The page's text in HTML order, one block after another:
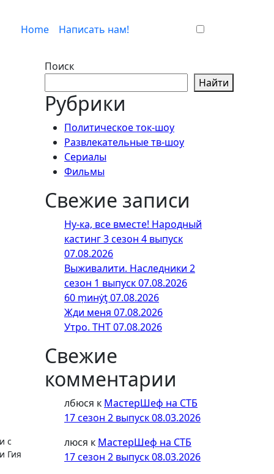
Home Написать нам!
с
Гия
Поиск
Найти
Рубрики
Политическое ток-шоу
Развлекательные тв-шоу
Сериалы
Фильмы
Свежие записи
Ну-ка, все вместе! Народный
кастинг 3 сезон 4 выпуск
07.08.2026
Выживалити. Наследники 2
сезон 1 выпуск 07.08.2026
60 ṃинẏƫ 07.08.2026
Жди меня 07.08.2026
Утро. ТНТ 07.08.2026
Свежие
комментарии
лбюся к МастерШеф на СТБ
17 сезон 2 выпуск 08.03.2026
люся к МастерШеф на СТБ
17 сезон 2 выпуск 08.03.2026